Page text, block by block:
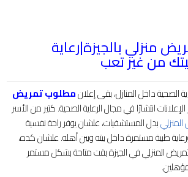
منزلي بالجيزة|رعاية
من غير تعب
الصحية داخل المنازل، بقى إعلانمطلوب تمريض
انتشارًا في مجال الرعاية الصحية. كتير من الأسر
بدل المستشفيات، علشان يوفر راحة نفسية
طبية مستمرة داخل بيته وبين أهله. علشان كده،
المنزلي في الجيزة بقت متاحة بشكل مستمر